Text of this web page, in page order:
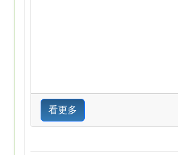
看更多